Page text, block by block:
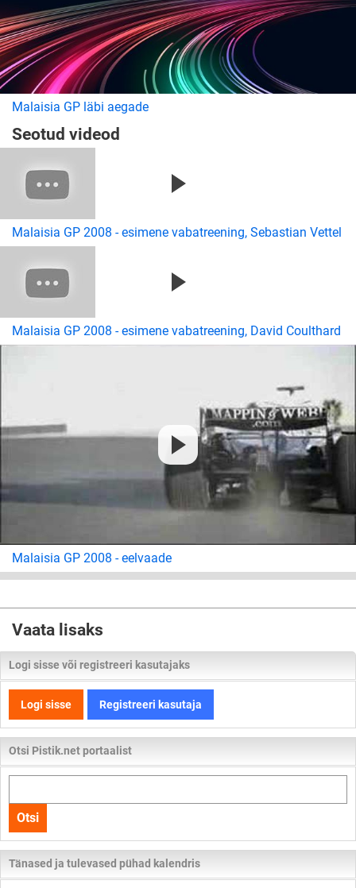
Malaisia GP läbi aegade
Seotud videod
Malaisia GP 2008 - esimene vabatreening, Sebastian Vettel
Malaisia GP 2008 - esimene vabatreening, David Coulthard
Malaisia GP 2008 - eelvaade
Vaata lisaks
Logi sisse või registreeri kasutajaks
Logi sisse Registreeri kasutaja
Otsi Pistik.net portaalist
kogu
lehelt
Otsi
Tänased ja tulevased pühad kalendris